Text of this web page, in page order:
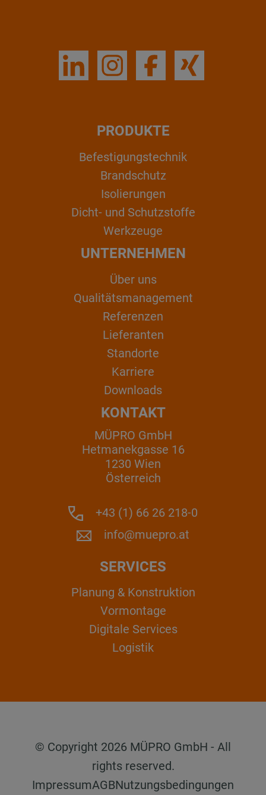
PRODUKTE
Befestigungstechnik
Brandschutz
Isolierungen
Dicht- und Schutzstoffe
Werkzeuge
UNTERNEHMEN
Über uns
Qualitätsmanagement
Referenzen
Lieferanten
Standorte
Karriere
Downloads
KONTAKT
MÜPRO GmbH
Hetmanekgasse 16
1230 Wien
Österreich
+43 (1) 66 26 218-0
info@muepro.at
SERVICES
Planung & Konstruktion
Vormontage
Digitale Services
Logistik
© Copyright 2026 MÜPRO GmbH - All
rights reserved.
ImpressumAGBNutzungsbedingungen